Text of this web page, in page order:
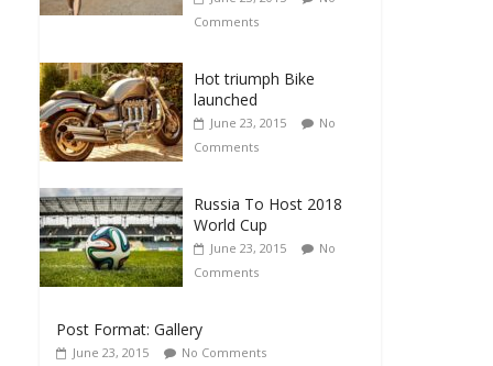
Comments
Hot triumph Bike
launched
June 23, 2015
No
Comments
Russia To Host 2018
World Cup
June 23, 2015
No
Comments
Post Format: Gallery
June 23, 2015 No Comments